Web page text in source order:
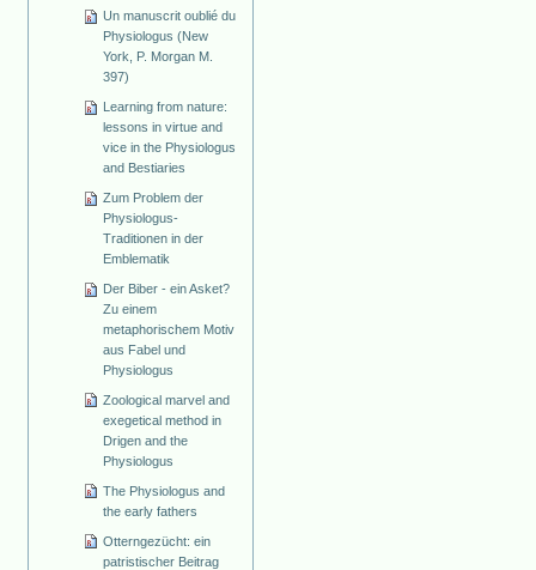
Un manuscrit oublié du
Physiologus (New
York, P. Morgan M.
397)
Learning from nature:
lessons in virtue and
vice in the Physiologus
and Bestiaries
Zum Problem der
Physiologus-
Traditionen in der
Emblematik
Der Biber - ein Asket?
Zu einem
metaphorischem Motiv
aus Fabel und
Physiologus
Zoological marvel and
exegetical method in
Drigen and the
Physiologus
The Physiologus and
the early fathers
Otterngezücht: ein
patristischer Beitrag